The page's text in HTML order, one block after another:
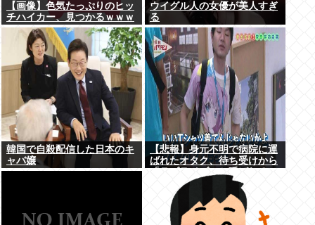
【画像】色気たっぷりのヒッ
チハイカー、見つかるｗｗｗ
ウイグル人の女優が美人すぎ
る
韓国で自殺配信した日本のキ
ャバ嬢
【悲報】身元不明で病院に運
ばれたオタク、待ち受けから
「ラブライブ」と呼ばれる